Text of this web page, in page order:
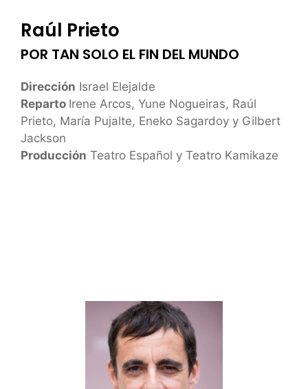
Raúl Prieto
POR TAN SOLO EL FIN DEL MUNDO
Dirección Israel Elejalde
Reparto Irene Arcos, Yune Nogueiras, Raúl
Prieto, María Pujalte, Eneko Sagardoy y Gilbert
Jackson
Producción Teatro Español y Teatro Kamikaze